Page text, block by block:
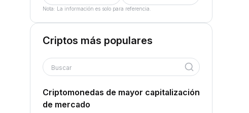
Nota: La información es solo para referencia.
Criptos más populares
Buscar
Criptomonedas de mayor capitalización
de mercado